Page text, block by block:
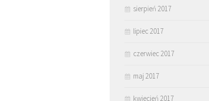
sierpień 2017
lipiec 2017
czerwiec 2017
maj 2017
kwiecień 2017